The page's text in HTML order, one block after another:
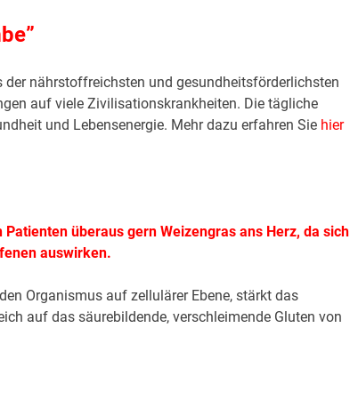
der nährstoffreichsten und gesundheitsförderlichsten
auf viele Zivilisationskrankheiten. Die tägliche
und Lebensenergie. Mehr dazu erfahren Sie hier
überaus gern Weizengras ans Herz, da sich
auswirken.
Organismus auf zellulärer Ebene, stärkt das
auf das säurebildende, verschleimende Gluten von